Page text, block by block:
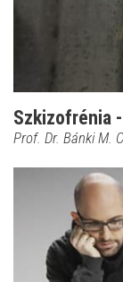
Szkizofrénia
Prof. Dr. Bánki M.